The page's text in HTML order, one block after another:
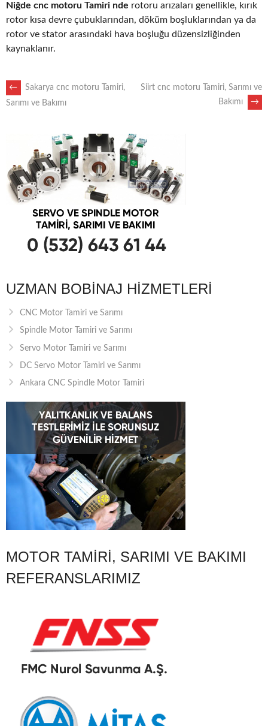
Niğde cnc motoru Tamiri nde rotoru arızaları genellikle, kırık
rotor kısa devre çubuklarından, döküm boşluklarından ya da
rotor ve stator arasındaki hava boşluğu düzensizliğinden
kaynaklanır.
POST
NAVIGATION
←
Sakarya cnc motoru Tamiri,
Sarımı ve Bakımı
Siirt cnc motoru Tamiri, Sarımı ve
Bakımı
→
UZMAN BOBINAJ HIZMETLERI
CNC Motor Tamiri ve Sarımı
Spindle Motor Tamiri ve Sarımı
Servo Motor Tamiri ve Sarımı
DC Servo Motor Tamiri ve Sarımı
Ankara CNC Spindle Motor Tamiri
MOTOR TAMIRI, SARIMI VE BAKIMI
REFERANSLARIMIZ